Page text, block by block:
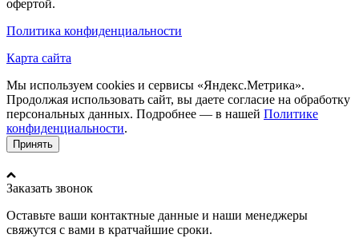
офертой.
Политика конфиденциальности
Карта сайта
Мы используем cookies и сервисы «Яндекс.Метрика».
Продолжая использовать сайт, вы даете согласие на обработку
персональных данных. Подробнее — в нашей Политике
конфиденциальности.
Принять
Заказать звонок
Оставьте ваши контактные данные и наши менеджеры
свяжутся с вами в кратчайшие сроки.